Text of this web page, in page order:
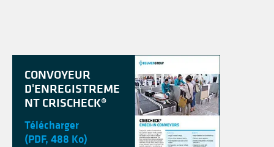
CONVOYEUR
D'ENREGISTREME
NT CRISCHECK®
Télécharger
(PDF, 488 Ko)